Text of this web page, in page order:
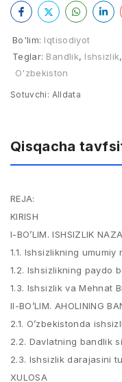
Bo'lim: Iqtisodiyot
Teglar: Bandlik, Ishsizlik,
O'zbekiston
Sotuvchi: Alldata
Qisqacha
REJA:
KIRISH
I-BO’LIM. ISHSIZLIK
1.1. Ishsizlikning
1.2. Ishsizlikning paydo
1.3. Ishsizlik va Mehnat
II-BO’LIM. AHOLINING
2.1. O’zbekistonda
2.2. Davlatning bandlik
2.3. Ishsizlik darajasini
XULOSA